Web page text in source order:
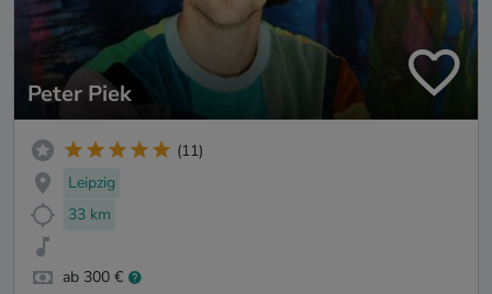
Peter Piek
(11)
Leipzig
33 km
ab 300 €